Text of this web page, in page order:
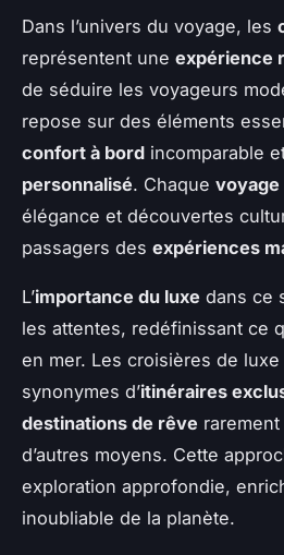
Dans l’univers du voyage, les
représentent une expérience
de séduire les voyageurs
repose sur des éléments
confort à bord incomparable
personnalisé. Chaque voyage
élégance et découvertes
passagers des expériences
L’importance du luxe dans ce
les attentes, redéfinissant ce
en mer. Les croisières de
synonymes d’itinéraires
destinations de rêve
d’autres moyens. Cette
exploration approfondie,
inoubliable de la planète.